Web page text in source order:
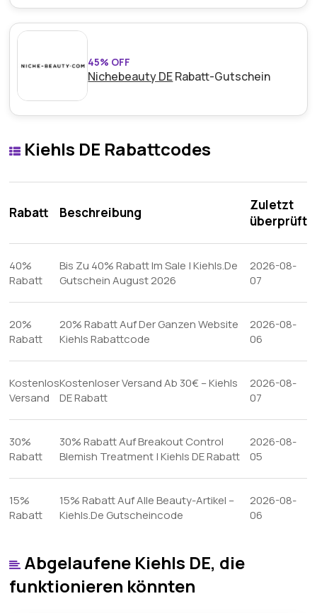
45% OFF
Nichebeauty DERabatt-Gutschein
Kiehls DE Rabattcodes
Rabatt Beschreibung
Zuletzt
überprüft
40%
Rabatt
Bis Zu 40% Rabatt Im Sale | Kiehls.De
Gutschein August 2026
2026-08-
07
20%
Rabatt
20% Rabatt Auf Der Ganzen Website
Kiehls Rabattcode
2026-08-
06
Kostenlos
Versand
Kostenloser Versand Ab 30€ – Kiehls
DE Rabatt
2026-08-
07
30%
Rabatt
30% Rabatt Auf Breakout Control
Blemish Treatment | Kiehls DE Rabatt
2026-08-
05
15%
Rabatt
15% Rabatt Auf Alle Beauty-Artikel –
Kiehls.De Gutscheincode
2026-08-
06
Abgelaufene Kiehls DE, die
funktionieren könnten